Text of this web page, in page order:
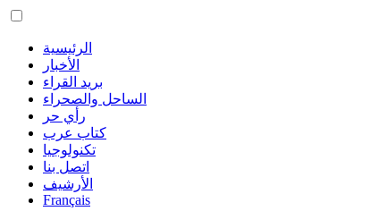
الرئيسية
الأخبار
بريد القراء
الساحل والصحراء
رأي حر
كتاب عرب
تكنولوجيا
اتصل بنا
الأرشيف
Français